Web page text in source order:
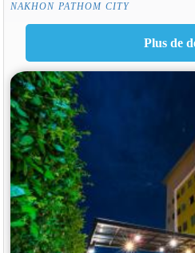
NAKHON PATHOM CITY